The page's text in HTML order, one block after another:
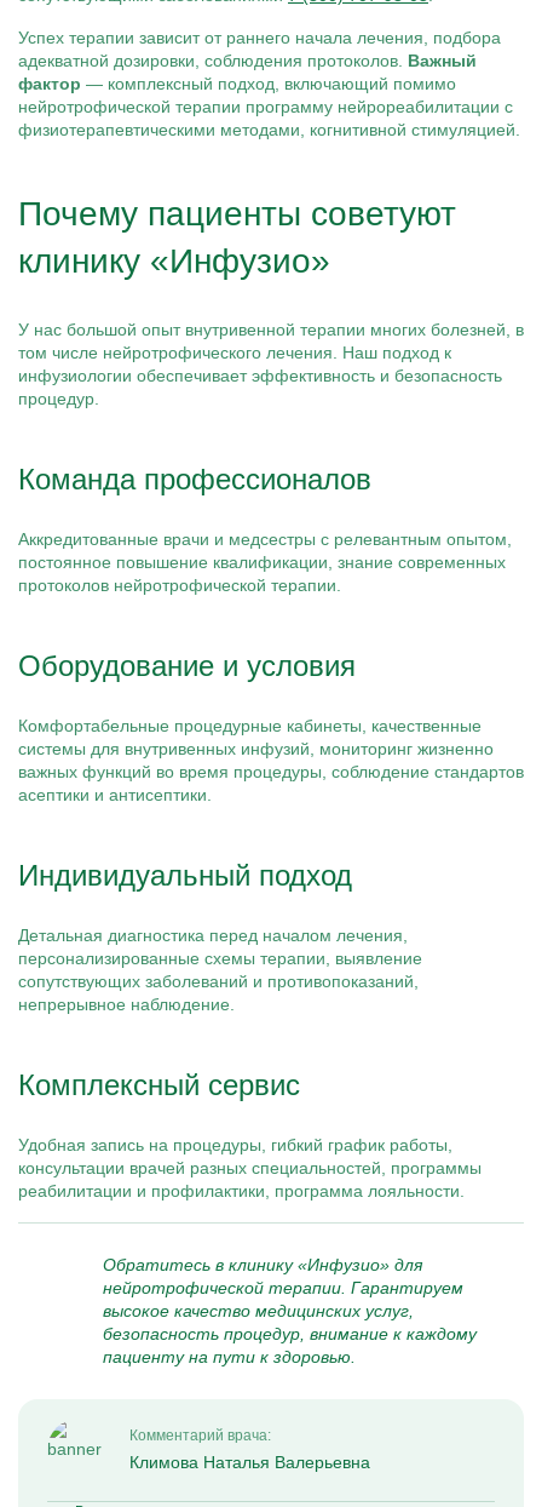
Успех терапии зависит от раннего начала лечения, подбора
адекватной дозировки, соблюдения протоколов. Важный
фактор — комплексный подход, включающий помимо
нейротрофической терапии программу нейрореабилитации с
физиотерапевтическими методами, когнитивной стимуляцией.
Почему пациенты советуют
клинику «Инфузио»
У нас большой опыт внутривенной терапии многих болезней, в
том числе нейротрофического лечения. Наш подход к
инфузиологии обеспечивает эффективность и безопасность
процедур.
Команда профессионалов
Аккредитованные врачи и медсестры с релевантным опытом,
постоянное повышение квалификации, знание современных
протоколов нейротрофической терапии.
Оборудование и условия
Комфортабельные процедурные кабинеты, качественные
системы для внутривенных инфузий, мониторинг жизненно
важных функций во время процедуры, соблюдение стандартов
асептики и антисептики.
Индивидуальный подход
Детальная диагностика перед началом лечения,
персонализированные схемы терапии, выявление
сопутствующих заболеваний и противопоказаний,
непрерывное наблюдение.
Комплексный сервис
Удобная запись на процедуры, гибкий график работы,
консультации врачей разных специальностей, программы
реабилитации и профилактики, программа лояльности.
Обратитесь в клинику «Инфузио» для
нейротрофической терапии. Гарантируем
высокое качество медицинских услуг,
безопасность процедур, внимание к каждому
пациенту на пути к здоровью.
Комментарий врача:
Климова Наталья Валерьевна